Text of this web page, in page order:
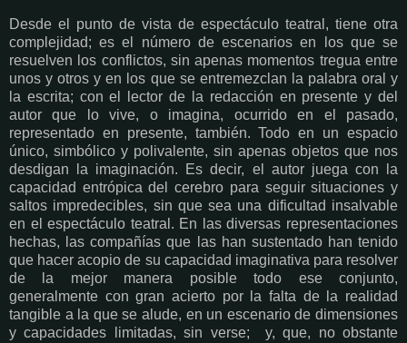
Desde el punto de vista de espectáculo teatral, tiene otra
complejidad; es el número de escenarios en los que se
resuelven los conflictos, sin apenas momentos tregua entre
unos y otros y en los que se entremezclan la palabra oral y
la escrita; con el lector de la redacción en presente y del
autor que lo vive, o imagina, ocurrido en el pasado,
representado en presente, también. Todo en un espacio
único, simbólico y polivalente, sin apenas objetos que nos
desdigan la imaginación. Es decir, el autor juega con la
capacidad entrópica del cerebro para seguir situaciones y
saltos impredecibles, sin que sea una dificultad insalvable
en el espectáculo teatral. En las diversas representaciones
hechas, las compañías que las han sustentado han tenido
que hacer acopio de su capacidad imaginativa para resolver
de la mejor manera posible todo ese conjunto,
generalmente con gran acierto por la falta de la realidad
tangible a la que se alude, en un escenario de dimensiones
y capacidades limitadas, sin verse; y, que, no obstante